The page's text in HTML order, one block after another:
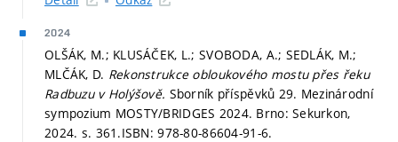
2024
OLŠÁK, M.; KLUSÁČEK, L.; SVOBODA, A.; SEDLÁK, M.;
MLČÁK, D. Rekonstrukce obloukového mostu přes řeku
Radbuzu v Holýšově. Sborník příspěvků 29. Mezinárodní
sympozium MOSTY/BRIDGES 2024. Brno: Sekurkon,
2024. s. 361.ISBN: 978-80-86604-91-6.